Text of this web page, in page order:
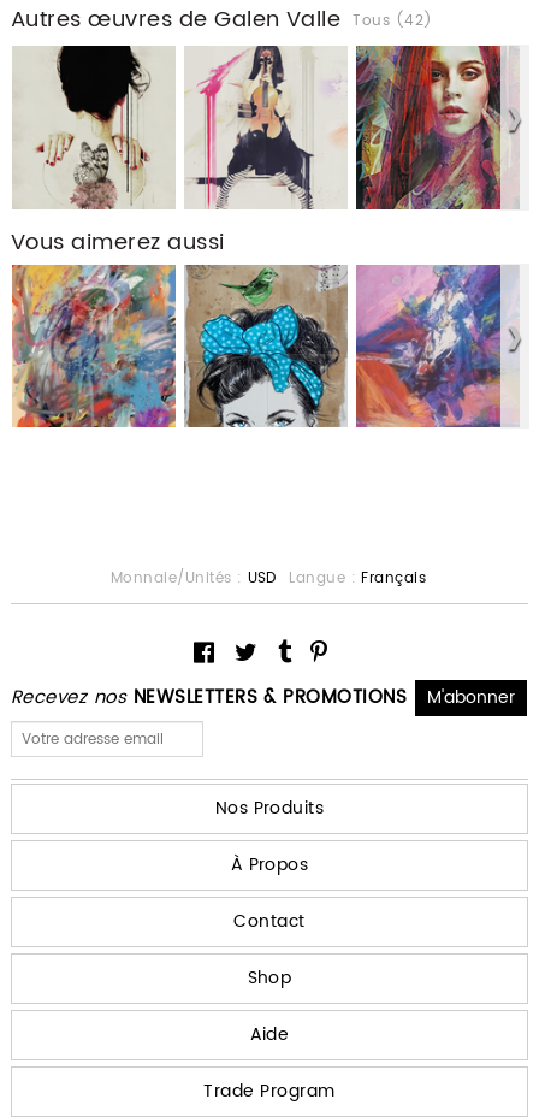
Autres œuvres de Galen Valle Tous (42)
Vous aimerez aussi
Recevez nos NEWSLETTERS & PROMOTIONS
Monnaie/Unités : USD Langue : Français
Nos Produits
À Propos
Contact
Shop
Aide
Trade Program